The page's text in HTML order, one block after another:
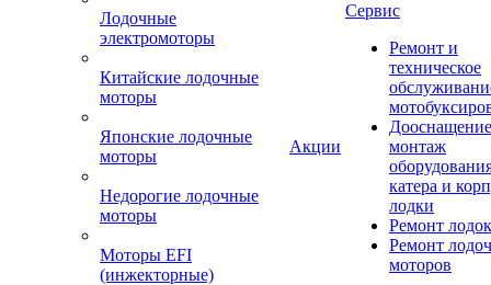
Лодочные
электромоторы
Китайские лодочные
моторы
Японские лодочные
моторы
Недорогие лодочные
моторы
Моторы EFI
(инжекторные)
Акции
Сервис
Ремонт и
техническое
монтаж
катера и
лодки
Ремонт
Ремонт
моторов